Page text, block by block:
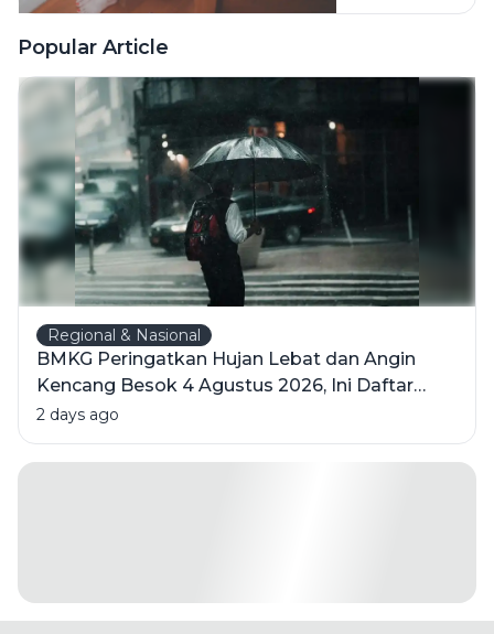
Sedang
Popular Article
Regional & Nasional
BMKG Peringatkan Hujan Lebat dan Angin
Kencang Besok 4 Agustus 2026, Ini Daftar
Wilayahnya
2 days ago